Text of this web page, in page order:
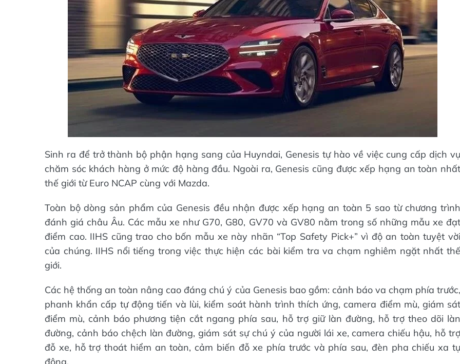
Sinh ra để trở thành bộ phận hạng sang của Huyndai, Genesis tự hào về việc cung cấp dịch vụ
chăm sóc khách hàng ở mức độ hàng đầu. Ngoài ra, Genesis cũng được xếp hạng an toàn nhất
thế giới từ Euro NCAP cùng với Mazda.
Toàn bộ dòng sản phẩm của Genesis đều nhận được xếp hạng an toàn 5 sao từ chương trình
đánh giá châu Âu. Các mẫu xe như G70, G80, GV70 và GV80 nằm trong số những mẫu xe đạt
điểm cao. IIHS cũng trao cho bốn mẫu xe này nhãn “Top Safety Pick+” vì độ an toàn tuyệt vời
của chúng. IIHS nổi tiếng trong việc thực hiện các bài kiểm tra va chạm nghiêm ngặt nhất thế
giới.
Các hệ thống an toàn nâng cao đáng chú ý của Genesis bao gồm: cảnh báo va chạm phía trước,
phanh khẩn cấp tự động tiến và lùi, kiểm soát hành trình thích ứng, camera điểm mù, giám sát
điểm mù, cảnh báo phương tiện cắt ngang phía sau, hỗ trợ giữ làn đường, hỗ trợ theo dõi làn
đường, cảnh báo chệch làn đường, giám sát sự chú ý của người lái xe, camera chiếu hậu, hỗ trợ
đỗ xe, hỗ trợ thoát hiểm an toàn, cảm biến đỗ xe phía trước và phía sau, đèn pha chiếu xa tự